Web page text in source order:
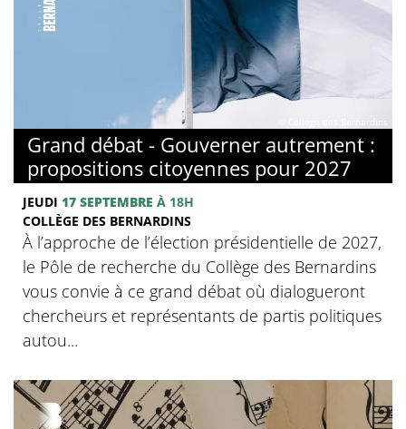
Grand débat - Gouverner autrement :
propositions citoyennes pour 2027
JEUDI 17 SEPTEMBRE À 18H
COLLÈGE DES BERNARDINS
À l’approche de l’élection présidentielle de 2027,
le Pôle de recherche du Collège des Bernardins
vous convie à ce grand débat où dialogueront
chercheurs et représentants de partis politiques
autou...